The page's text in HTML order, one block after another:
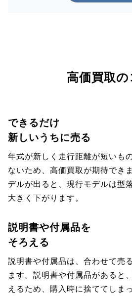
高価買取の
できるだけ
新しいうちに売る
年式が新しく走行距離が短いも
ないため、高価買取が期待でき
デルが出ると、現行モデルは型
大きく下がります。
説明書や付属品を
そろえる
説明書や付属品は、合わせて売
ます。説明書や付属品があると
えるため、購入時に捨ててしま